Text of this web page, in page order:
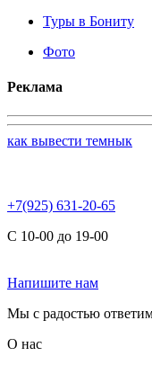
Туры в Бониту
Фото
Реклама
как вывести темнык
+7(925) 631-20-65
С 10-00 до 19-00
Напишите нам
Мы с радостью
О нас